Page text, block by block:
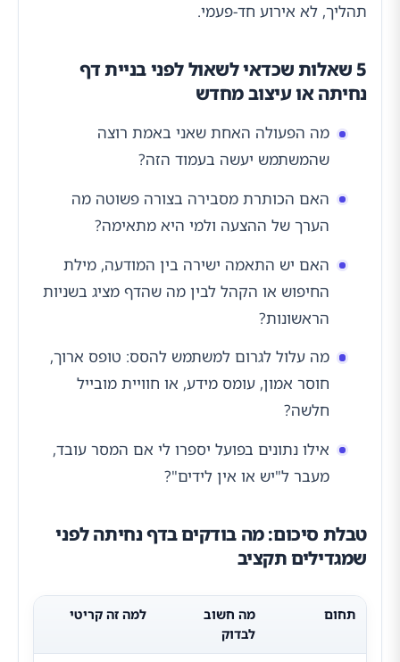
תהליך, לא אירוע חד-פעמי.
5 שאלות שכדאי לשאול לפני בניית דף
נחיתה או עיצוב מחדש
מה הפעולה האחת שאני באמת רוצה
שהמשתמש יעשה בעמוד הזה?
האם הכותרת מסבירה בצורה פשוטה מה
הערך של ההצעה ולמי היא מתאימה?
האם יש התאמה ישירה בין המודעה, מילת
החיפוש או הקהל לבין מה שהדף מציג בשניות
הראשונות?
מה עלול לגרום למשתמש להסס: טופס ארוך,
חוסר אמון, עומס מידע, או חוויית מובייל
חלשה?
אילו נתונים בפועל יספרו לי אם המסר עובד,
מעבר ל"יש או אין לידים"?
טבלת סיכום: מה בודקים בדף נחיתה לפני
שמגדילים תקציב
תחום
מה חשוב
לבדוק
למה זה קריטי